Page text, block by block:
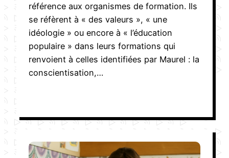
référence aux organismes de formation. Ils
se réfèrent à « des valeurs », « une
idéologie » ou encore à « l’éducation
populaire » dans leurs formations qui
renvoient à celles identifiées par Maurel : la
conscientisation,…